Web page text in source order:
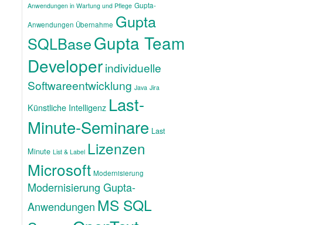
Anwendungen in Wartung und Pflege Gupta-
Anwendungen Übernahme Gupta
SQLBaseGupta Team
Developerindividuelle
Softwareentwicklung Java Jira
Künstliche Intelligenz Last-
Minute-Seminare Last
Minute List & Label Lizenzen
Microsoft Modernisierung
Modernisierung Gupta-
Anwendungen MS SQL